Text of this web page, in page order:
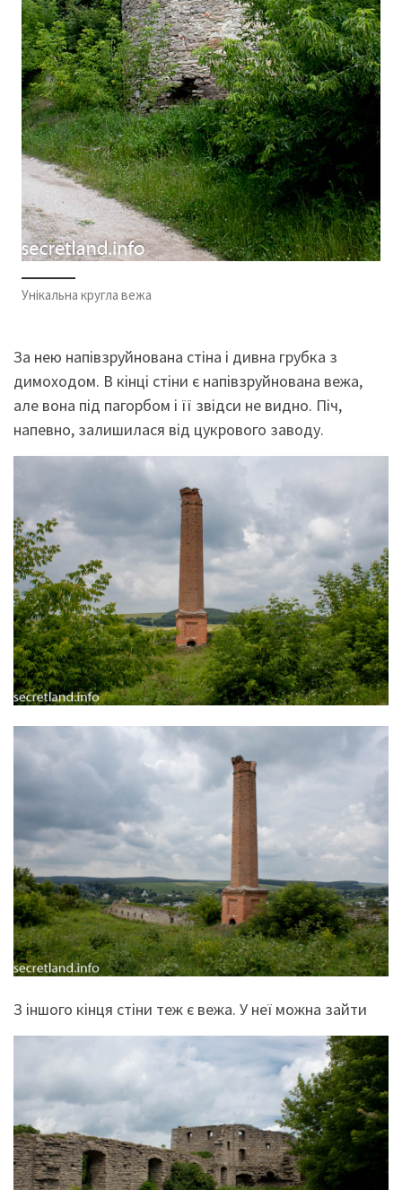
Унікальна кругла вежа
За нею напівзруйнована стіна і дивна грубка з
димоходом. В кінці стіни є напівзруйнована вежа,
але вона під пагорбом і її звідси не видно. Піч,
напевно, залишилася від цукрового заводу.
З іншого кінця стіни теж є вежа. У неї можна зайти